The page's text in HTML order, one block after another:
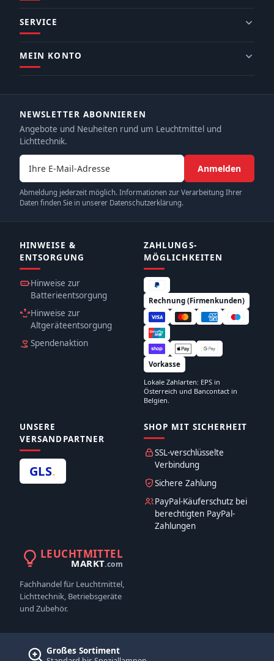
SERVICE
MEIN KONTO
NEWSLETTER ABONNIEREN
Angebote und Neuheiten rund um Leuchtmittel und
Lichttechnik.
E-Mail-Adresse
Anmelden
Abmeldung jederzeit möglich. Informationen zur Verarbeitung Ihrer
Daten finden Sie in unserer Datenschutzerklärung.
HINWEISE &
ENTSORGUNG
Hinweise zur
Batterieentsorgung
Hinweise zur
Altgeräteentsorgung
Spendenaktion
ZAHLUNGS­
MÖGLICHKEITEN
Rechnung (Firmenkunden)
Vorkasse
Lokale Zahlarten: EPS in
Österreich und Bancontact in
Belgien.
UNSERE
VERSANDPARTNER
GLS.
SHOP MIT SICHERHEIT
SSL-verschlüsselte
Verbindung
Sichere Zahlung
PayPal-Käuferschutz bei
berechtigten PayPal-
Zahlungen
LEUCHTMITTEL
MARKT.com
Fachhandel für Leuchtmittel,
Lichttechnik, Betriebsgeräte
und Zubehör.
Großes Sortiment